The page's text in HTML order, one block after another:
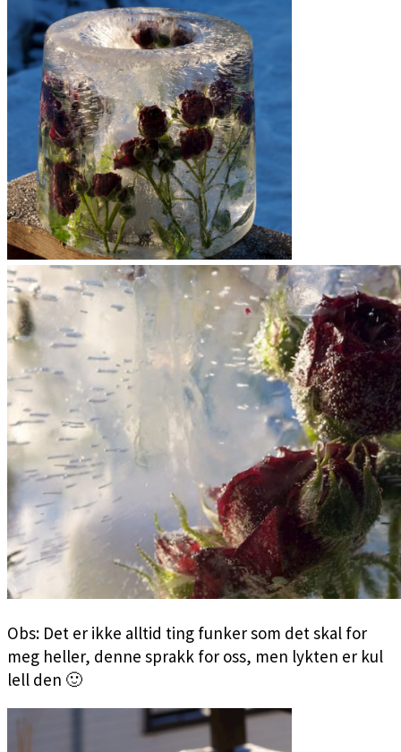
Obs: Det er ikke alltid ting funker som det skal for
meg heller, denne sprakk for oss, men lykten er kul
lell den 🙂